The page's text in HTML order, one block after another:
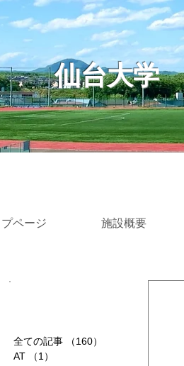
仙台大
ページ 施設概要
全ての記事 （160）
AT
（1）